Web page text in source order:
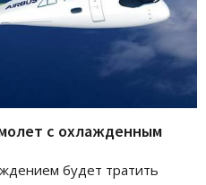
с охлажденным
будет тратить